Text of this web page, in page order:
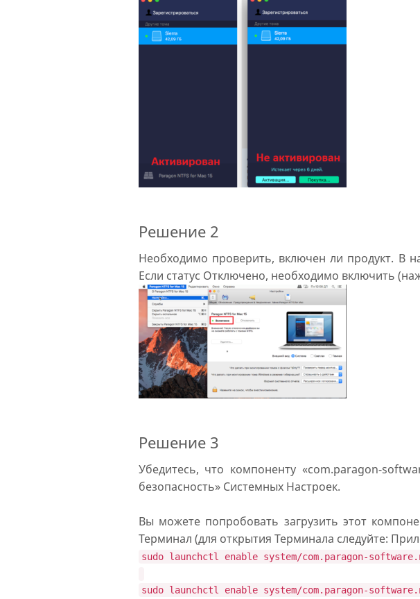
Решение 2
Необходимо проверить, включен ли продукт. В
Если статус Отключено, необходимо включить
Решение 3
Убедитесь, что компоненту «com.paragon-
безопасность» Системных Настроек.
Вы можете попробовать загрузить этот
Терминал (для открытия Терминала следуйте:
sudo launchctl enable system/com.paragon-
sudo launchctl enable system/com.paragon-